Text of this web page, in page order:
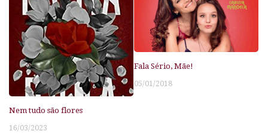
Nem tudo são flores
16/03/2023
Fala Sério, Mãe!
05/01/2018